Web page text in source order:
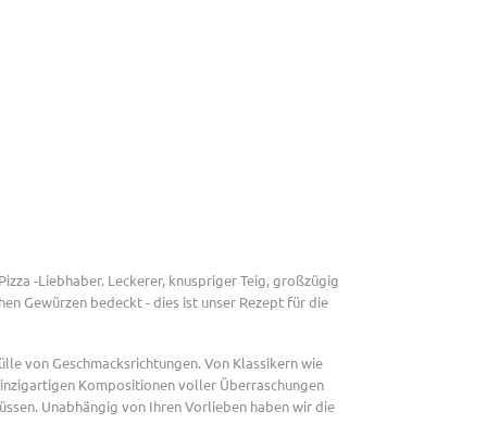
-Liebhaber. Leckerer, knuspriger Teig, großzügig
Gewürzen bedeckt - dies ist unser Rezept für die
von Geschmacksrichtungen. Von Klassikern wie
Kompositionen voller Überraschungen
Unabhängig von Ihren Vorlieben haben wir die